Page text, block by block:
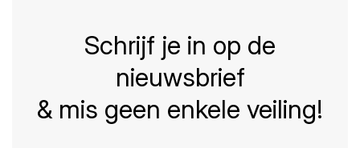
Schrijf je in op de
nieuwsbrief
& mis geen enkele veiling!